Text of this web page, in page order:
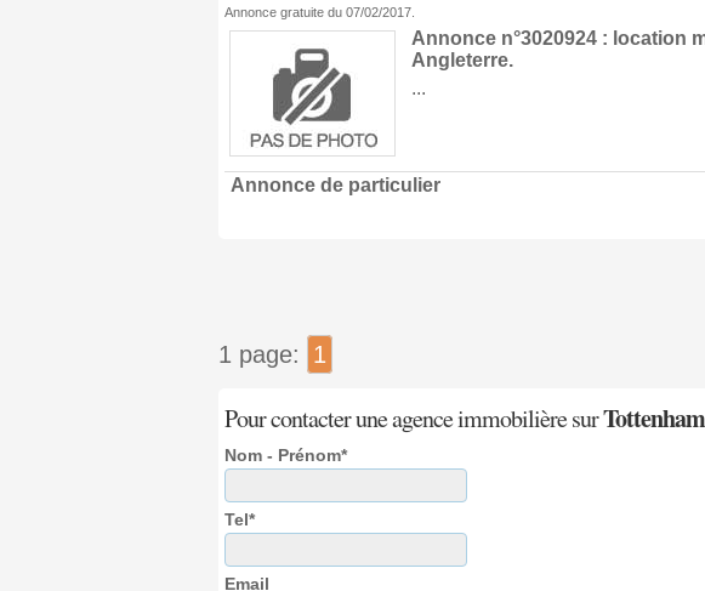
Annonce gratuite du 07/02/2017.
Annonce n°3020924 : location
Angleterre.
...
Annonce de particulier
1 page: 1
Pour contacter une agence immobilière surTottenham
Nom - Prénom*
Tel*
Email